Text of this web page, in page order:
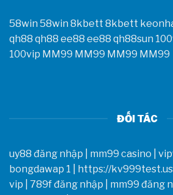
58win 58win 8kbett 8kbett
qh88 qh88 ee88 ee88 qh88sun
100vip MM99 MM99 MM99 MM99
ĐỐI TÁC
uy88 đăng nhập mm99 casino
bongdawap 1
https://
vip
789f đăng nhập mm99 đăng